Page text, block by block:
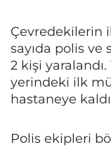
Çevredekilerin
sayıda polis ve
2 kişi
yerindeki ilk
hastaneye
Polis ekipleri